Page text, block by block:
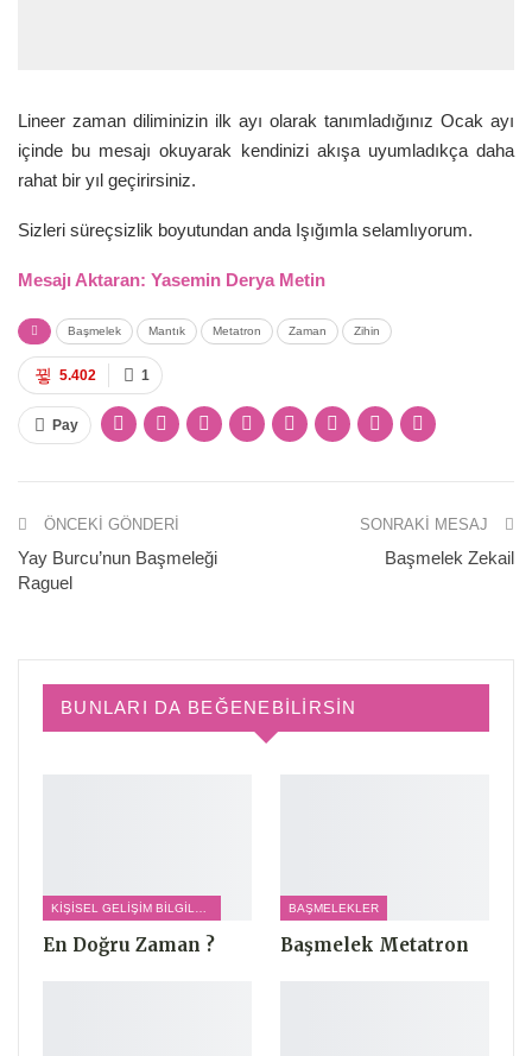
Lineer zaman diliminizin ilk ayı olarak tanımladığınız Ocak ayı
içinde bu mesajı okuyarak kendinizi akışa uyumladıkça daha
rahat bir yıl geçirirsiniz.
Sizleri süreçsizlik boyutundan anda Işığımla selamlıyorum.
Mesajı Aktaran: Yasemin Derya Metin
Başmelek Mantık Metatron Zaman Zihin
1
5.402
Pay
ÖNCEKI GÖNDERI
Yay Burcu’nun Başmeleği
Raguel
SONRAKI MESAJ
Başmelek Zekail
BUNLARI DA BEĞENEBILIRSIN
En Doğru Zaman ?
BAŞMELEKLER
Başmelek Metatron